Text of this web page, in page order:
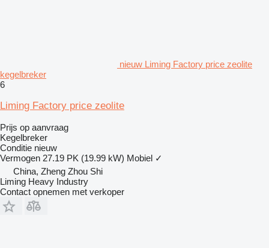
nieuw Liming Factory price zeolite
kegelbreker
6
Liming Factory price zeolite
Prijs op aanvraag
Kegelbreker
Conditie nieuw
Vermogen 27.19 PK (19.99 kW) Mobiel ✓
China, Zheng Zhou Shi
Liming Heavy Industry
Contact opnemen met verkoper